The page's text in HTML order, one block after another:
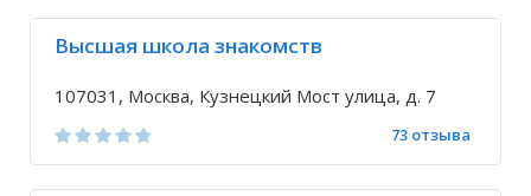
Высшая школа знакомств
107031, Москва, Кузнецкий Мост улица, д. 7
73 отзыва